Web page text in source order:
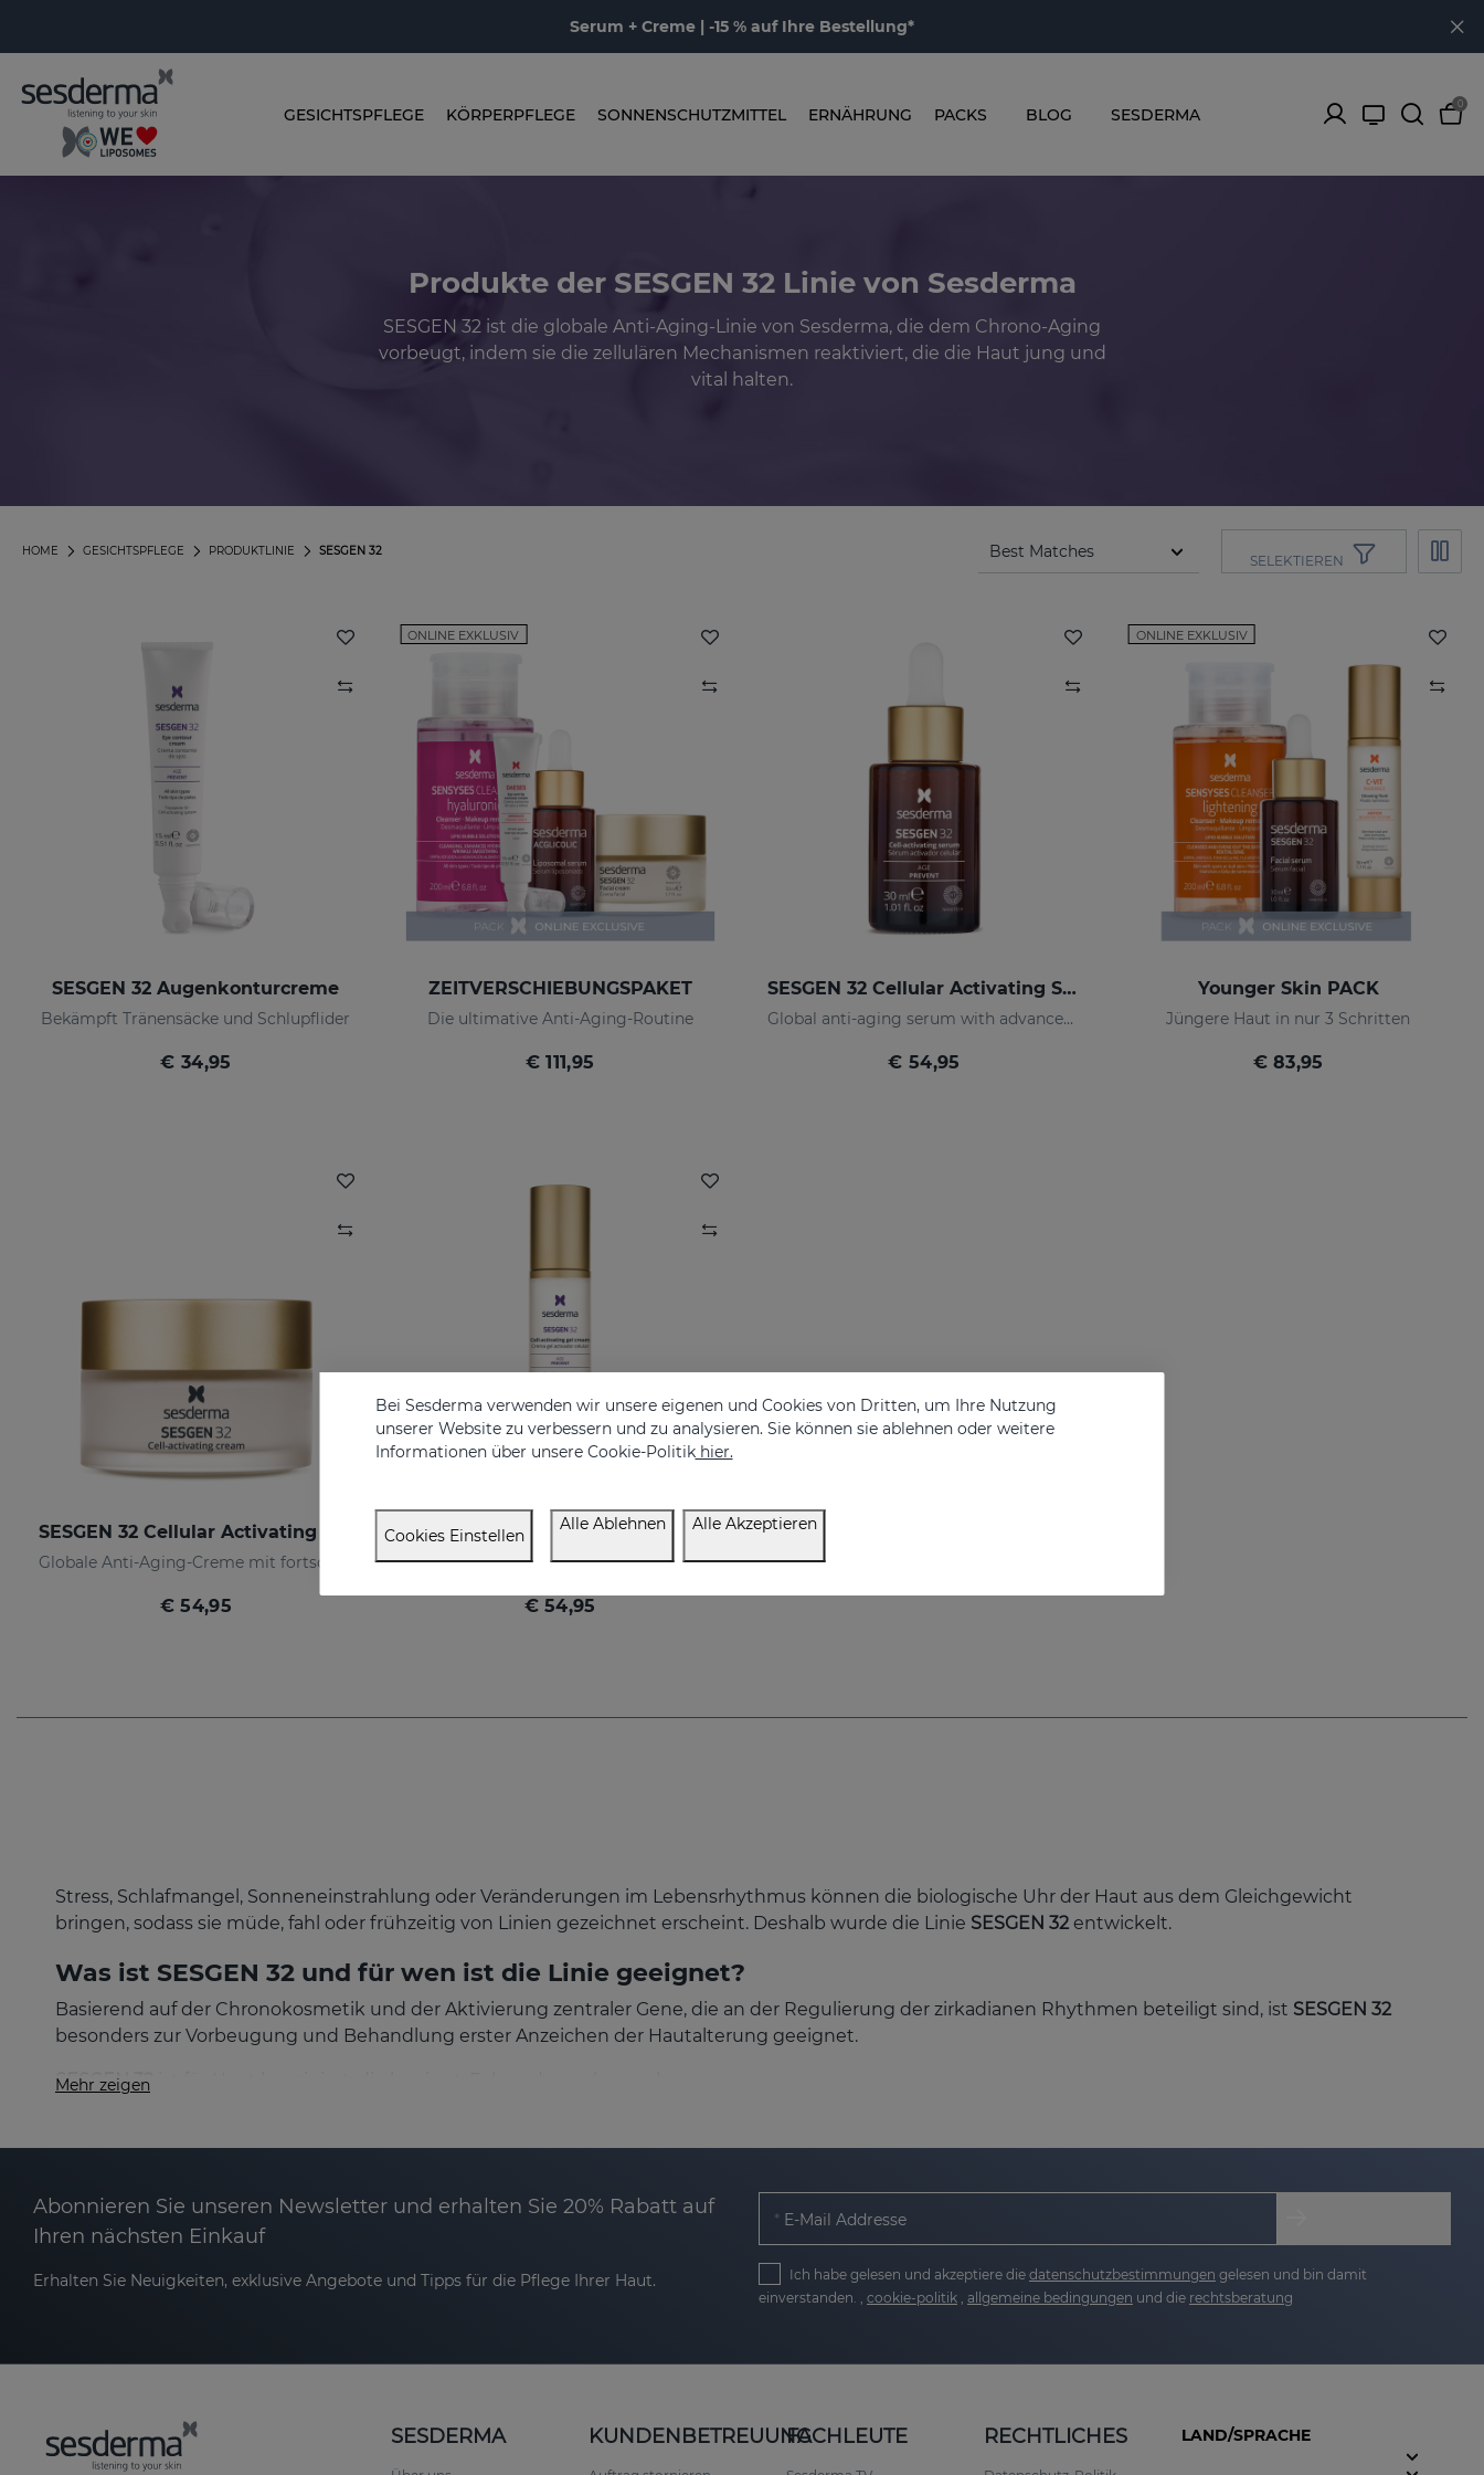
Serum + Creme | -15 % auf Ihre Bestellung*
GESICHTSPFLEGE KÖRPERPFLEGE SONNENSCHUTZMITTEL ERNÄHRUNG PACKS BLOG SESDERMA
0
Produkte der SESGEN 32 Linie von Sesderma
SESGEN 32 ist die globale Anti-Aging-Linie von Sesderma, die dem Chrono-Aging
vorbeugt, indem sie die zellulären Mechanismen reaktiviert, die die Haut jung und
vital halten.
SESGEN 32
PRODUKTLINIE
GESICHTSPFLEGE
HOME
SELEKTIEREN
SESGEN 32 Augenkonturcreme
Bekämpft Tränensäcke und Schlupflider
€ 34,95
ONLINE EXKLUSIV
ZEITVERSCHIEBUNGSPAKET
Die ultimative Anti-Aging-Routine
€ 111,95
SESGEN 32 Cellular Activating Serum
Global anti-aging serum with advanced active ingredients
€ 54,95
ONLINE EXKLUSIV
Younger Skin PACK
Jüngere Haut in nur 3 Schritten
€ 83,95
€ 54,95
SESGEN 32 Cremegel
Umfassendes Anti-Aging-Gelcreme mit fortschrittlichen Eigenschaften
€ 54,95
Stress, Schlafmangel, Sonneneinstrahlung oder Veränderungen im Lebensrhythmus können die biologische Uhr der Haut aus dem Gleichgewicht
bringen, sodass sie müde, fahl oder frühzeitig von Linien gezeichnet erscheint. Deshalb wurde die Linie SESGEN 32 entwickelt.
Was ist SESGEN 32 und für wen ist die Linie geeignet?
Basierend auf der Chronokosmetik und der Aktivierung zentraler Gene, die an der Regulierung der zirkadianen Rhythmen beteiligt sind, ist SESGEN 32
besonders zur Vorbeugung und Behandlung erster Anzeichen der Hautalterung geeignet.
SESGEN 32
Erste Falten und Mimiklinien.
Mangelnde Ausstrahlung oder ein müdes Erscheinungsbild.
Verlust von Festigkeit und Elastizität.
Dehydrierung und Spannungsgefühl.
Der Schlüssel von SESGEN 32: Chronokosmetik und Zellaktivierung
Mehr zeigen
Abonnieren Sie unseren Newsletter und erhalten Sie 20% Rabatt auf
Ihren nächsten Einkauf
Erhalten Sie Neuigkeiten, exklusive Angebote und Tipps für die Pflege Ihrer Haut.
E-Mail Addresse
Ich habe gelesen und akzeptiere die datenschutzbestimmungen gelesen und bin damit
einverstanden. , cookie-politik allgemeine bedingungen und die rechtsberatung
SESDERMA KUNDENBETREUUNGFACHLEUTE RECHTLICHES LAND/SPRACHE
Bei Sesderma verwenden wir unsere eigenen und Cookies von Dritten, um Ihre Nutzung
unserer Website zu verbessern und zu analysieren. Sie können sie ablehnen oder weitere
Informationen über unsere Cookie-Politikhier.
Cookies Einstellen
Alle Ablehnen Alle Akzeptieren